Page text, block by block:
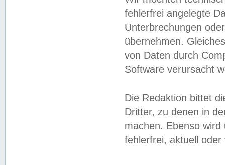
fehlerfrei angelegte
Unterbrechungen
übernehmen.
von Daten durch
Software verursacht
Die Redaktion bittet
Dritter, zu denen in
machen. Ebenso
fehlerfrei, aktuell oder